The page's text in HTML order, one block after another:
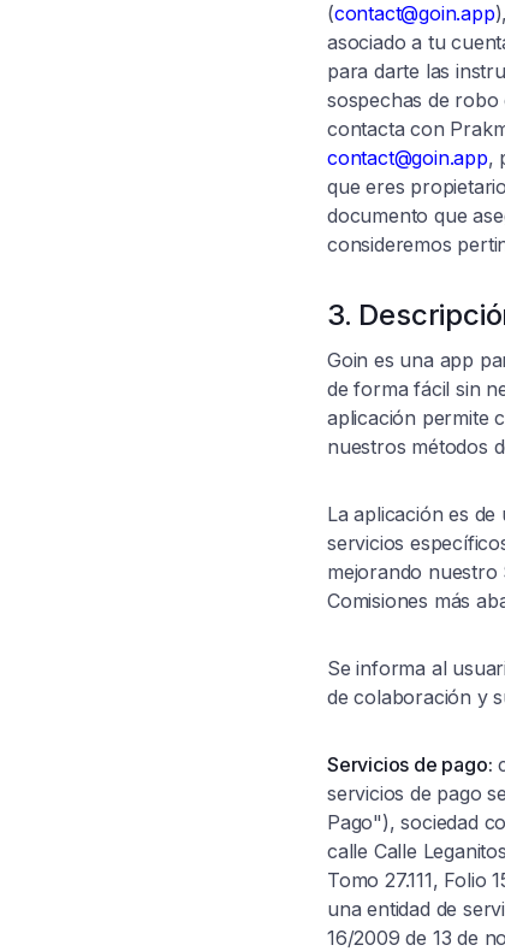
(contact@goin.app
asociado a tu
para darte las
sospechas de
contacta con
contact@goin.app,
que eres
documento que
consideremos
3.
Goin es una app
de forma fácil sin
aplicación permite
nuestros métodos
La aplicación es
servicios
mejorando nuestro
Comisiones más
Se informa al
de colaboración y
Servicios de pago:
servicios de pago
Pago"), sociedad
calle Calle
Tomo 27.111, Folio
una entidad de
16/2009 de 13 de